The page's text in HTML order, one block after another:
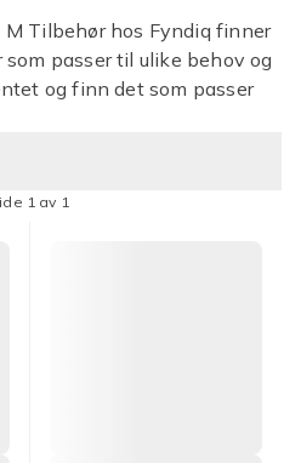
M Tilbehør hos Fyndiq finner
passer til ulike behov og
og finn det som passer
1 av 1